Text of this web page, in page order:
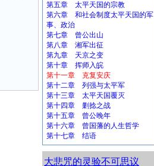
第五章 太平天国的宗教
第六章 和社会制度太平天国的军
事、政治
第七章 曾公出山
第八章 湘军出征
第九章 天京之变
第十章 挥师入皖
第十一章 克复安庆
第十二章 列强与太平军
第十三章 太平天国覆灭
第十四章 剿捻之战
第十五章 曾公晚年
第十六章 曾国藩的人生哲学
第十七章 结语
大悲咒的灵验不可思议